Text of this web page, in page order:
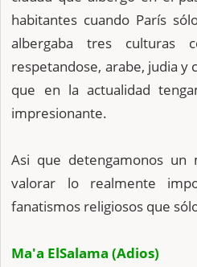
habitantes cuando París
albergaba tres culturas
respetandose, arabe, judia y
que en la actualidad
impresionante.
Asi que detengamonos
valorar lo realmente
fanatismos religiosos que
Ma'a ElSalama (Adios)